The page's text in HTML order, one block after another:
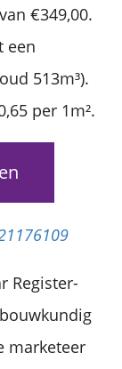
€349,00.
een
513m³).
per 1m².
Register-
marketeer